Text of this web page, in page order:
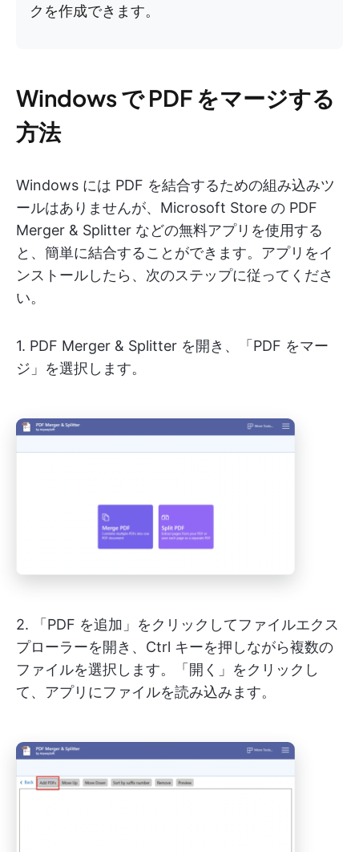
クを作成できます。
Windows で PDF をマージする
方法
Windows には PDF を結合するための組み込みツ
ールはありませんが、Microsoft Store の PDF
Merger & Splitter などの無料アプリを使用する
と、簡単に結合することができます。アプリをイ
ンストールしたら、次のステップに従ってくださ
い。
1. PDF Merger & Splitter を開き、「PDF をマー
ジ」を選択します。
2. 「PDF を追加」をクリックしてファイルエクス
プローラーを開き、Ctrl キーを押しながら複数の
ファイルを選択します。「開く」をクリックし
て、アプリにファイルを読み込みます。